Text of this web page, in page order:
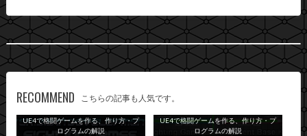
RECOMMEND こちらの記事も人気です。
UE4で格闘ゲームを作る、作り方・プ
ログラムの解説
UE4で格闘ゲームを作る、作り方・プ
ログラムの解説